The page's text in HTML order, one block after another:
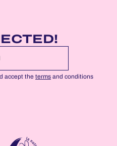
accept the terms and conditions